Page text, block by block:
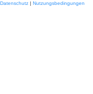
Datenschutz
Nutzungsbedingungen